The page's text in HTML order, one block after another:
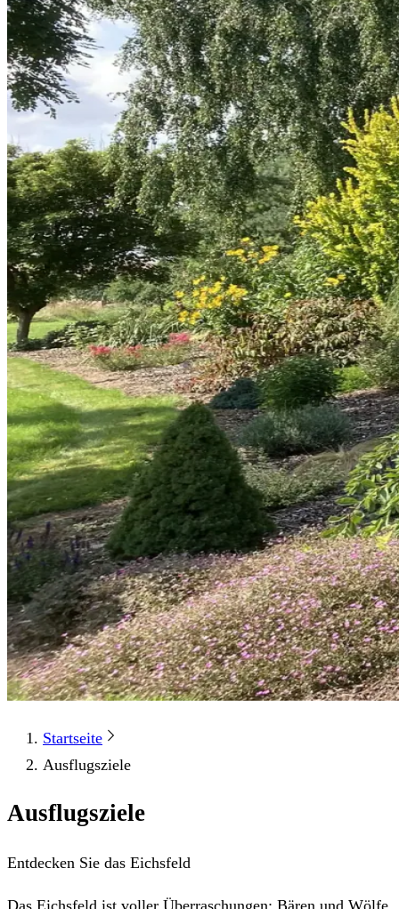
Startseite
Ausflugsziele
Ausflugsziele
Entdecken Sie das Eichsfeld
Das Eichsfeld ist voller Überraschungen: Bären und Wölfe